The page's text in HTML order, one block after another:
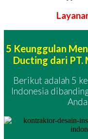
5 Keunggulan
Ducting dari PT.
Berikut adalah 5
Indonesia